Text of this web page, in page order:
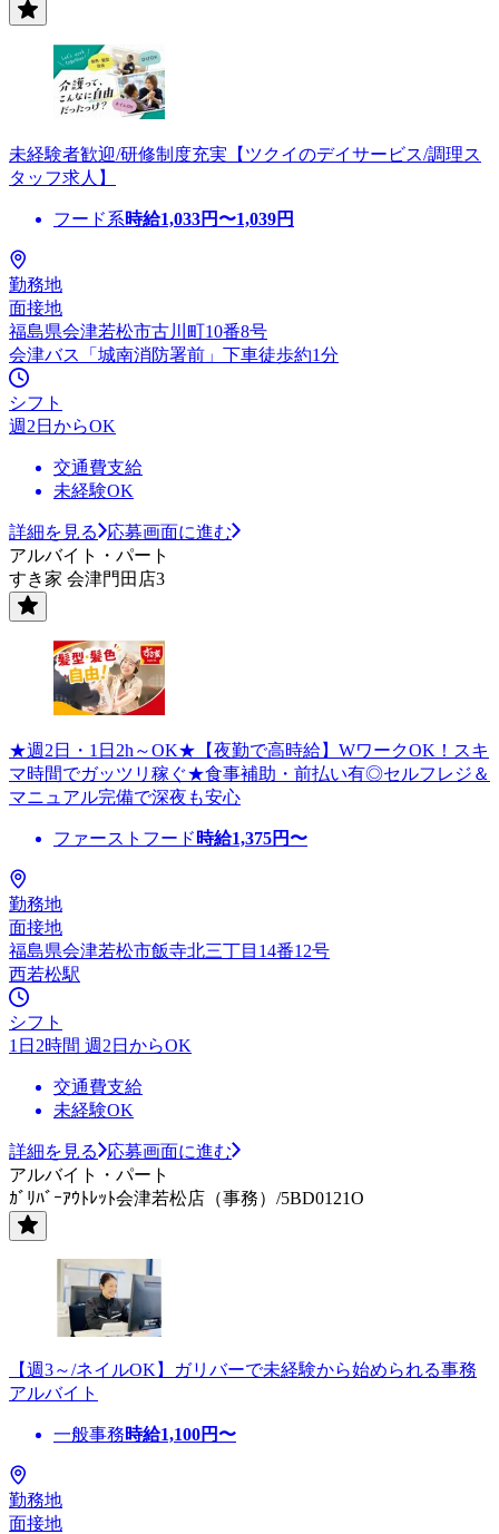
未経験者歓迎/研修制度充実【ツクイのデイサービス/調理ス
タッフ求人】
フード系時給1,033円〜1,039円
勤務地
面接地
福島県会津若松市古川町10番8号
会津バス「城南消防署前」下車徒歩約1分
シフト
週2日からOK
交通費支給
未経験OK
詳細を見る
応募画面に進む
アルバイト・パート
すき家 会津門田店3
★週2日・1日2h～OK★【夜勤で高時給】WワークOK！スキ
マ時間でガッツリ稼ぐ★食事補助・前払い有◎セルフレジ＆
マニュアル完備で深夜も安心
ファーストフード 時給1,375円〜
勤務地
面接地
福島県会津若松市飯寺北三丁目14番12号
西若松駅
シフト
1日2時間 週2日からOK
交通費支給
未経験OK
詳細を見る
応募画面に進む
アルバイト・パート
ｶﾞﾘﾊﾞｰｱｳﾄﾚｯﾄ会津若松店（事務）/5BD0121O
【週3～/ネイルOK】ガリバーで未経験から始められる事務
アルバイト
一般事務時給1,100円〜
勤務地
面接地